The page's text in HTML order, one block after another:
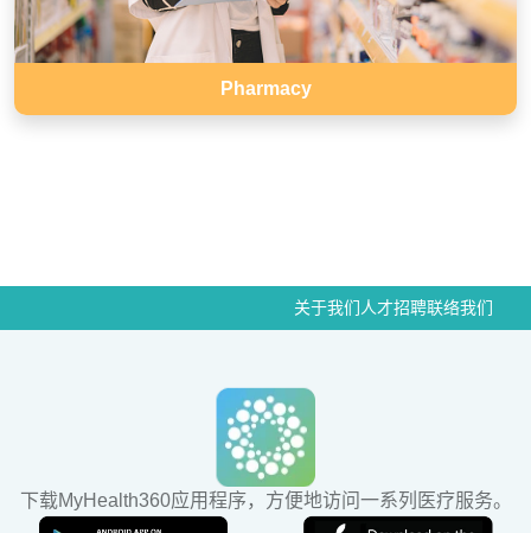
Pharmacy
关于我们 人才招聘联络我们
下载MyHealth360应用程序，方便地访问一系列医疗服务。